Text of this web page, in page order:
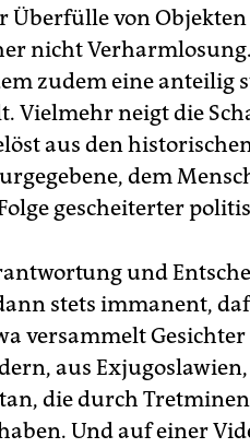
Überfülle von
nicht
zudem eine anteilig
Vielmehr neigt die
aus den
dem
gescheiterter
und
stets immanent,
versammelt
aus
die durch
Und auf einer